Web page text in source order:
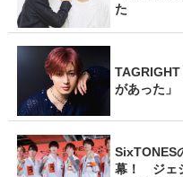
た
があった
SixTONES
幕！ ジェ